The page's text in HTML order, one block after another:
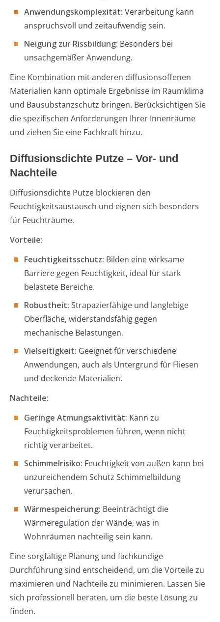
Anwendungskomplexität: Verarbeitung kann
anspruchsvoll und zeitaufwendig sein.
Neigung zur Rissbildung: Besonders bei
unsachgemäßer Anwendung.
Eine Kombination mit anderen diffusionsoffenen
Materialien kann optimale Ergebnisse im Raumklima
und Bausubstanzschutz bringen. Berücksichtigen Sie
die spezifischen Anforderungen Ihrer Innenräume
und ziehen Sie eine Fachkraft hinzu.
Diffusionsdichte Putze – Vor- und
Nachteile
Diffusionsdichte Putze blockieren den
Feuchtigkeitsaustausch und eignen sich besonders
für Feuchträume.
Vorteile:
Feuchtigkeitsschutz: Bilden eine wirksame
Barriere gegen Feuchtigkeit, ideal für stark
belastete Bereiche.
Robustheit: Strapazierfähige und langlebige
Oberfläche, widerstandsfähig gegen
mechanische Belastungen.
Vielseitigkeit: Geeignet für verschiedene
Anwendungen, auch als Untergrund für Fliesen
und deckende Materialien.
Nachteile:
Geringe Atmungsaktivität: Kann zu
Feuchtigkeitsproblemen führen, wenn nicht
richtig verarbeitet.
Schimmelrisiko: Feuchtigkeit von außen kann bei
unzureichendem Schutz Schimmelbildung
verursachen.
Wärmespeicherung: Beeinträchtigt die
Wärmeregulation der Wände, was in
Wohnräumen nachteilig sein kann.
Eine sorgfältige Planung und fachkundige
Durchführung sind entscheidend, um die Vorteile zu
maximieren und Nachteile zu minimieren. Lassen Sie
sich professionell beraten, um die beste Lösung zu
finden.